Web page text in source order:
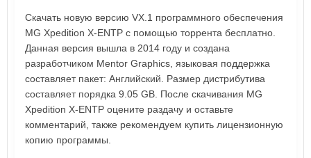
Скачать новую версию VX.1 программного обеспечения
MG Xpedition X-ENTP с помощью торрента бесплатно.
Данная версия вышла в 2014 году и создана
разработчиком Mentor Graphics, языковая поддержка
составляет пакет: Английский. Размер дистрибутива
составляет порядка 9.05 GB. После скачивания MG
Xpedition X-ENTP оцените раздачу и оставьте
комментарий, также рекомендуем купить лицензионную
копию программы.